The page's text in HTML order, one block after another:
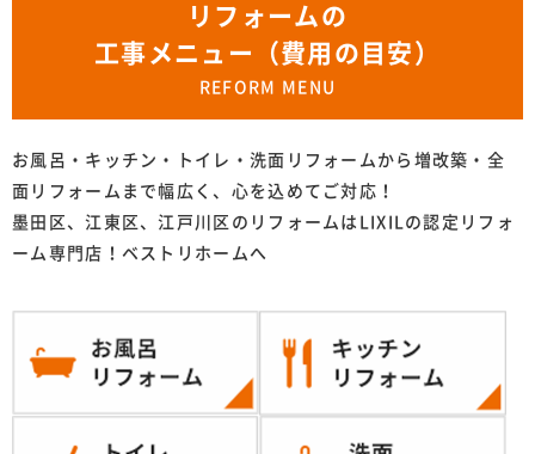
リフォームの
工事メニュー（費用の目安）
REFORM MENU
お風呂・キッチン・トイレ・洗面リフォームから増改築・全
面リフォームまで幅広く、心を込めてご対応！
墨田区、江東区、江戸川区のリフォームはLIXILの認定リフォ
ーム専門店！ベストリホームへ